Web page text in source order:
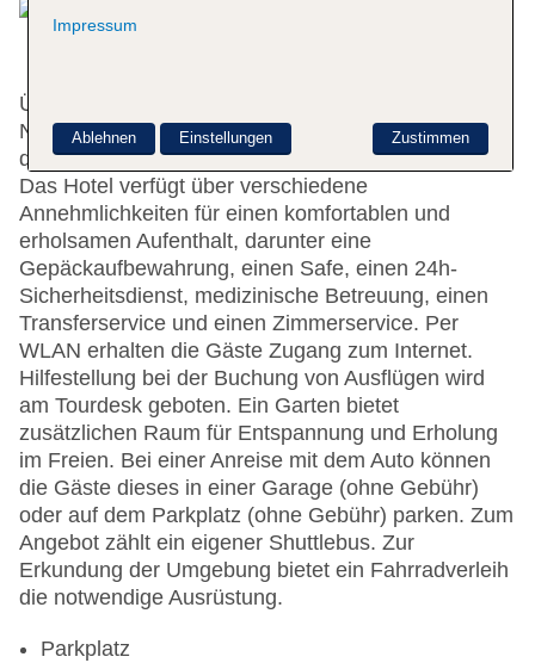
Übernachten können Gäste in 10
Nichtraucherzimmern. Das freundliche Personal an
der Rezeption ist gerne bei allen Fragen behilflich.
Das Hotel verfügt über verschiedene
Annehmlichkeiten für einen komfortablen und
erholsamen Aufenthalt, darunter eine
Gepäckaufbewahrung, einen Safe, einen 24h-
Sicherheitsdienst, medizinische Betreuung, einen
Transferservice und einen Zimmerservice. Per
WLAN erhalten die Gäste Zugang zum Internet.
Hilfestellung bei der Buchung von Ausflügen wird
am Tourdesk geboten. Ein Garten bietet
zusätzlichen Raum für Entspannung und Erholung
im Freien. Bei einer Anreise mit dem Auto können
die Gäste dieses in einer Garage (ohne Gebühr)
oder auf dem Parkplatz (ohne Gebühr) parken. Zum
Angebot zählt ein eigener Shuttlebus. Zur
Erkundung der Umgebung bietet ein Fahrradverleih
die notwendige Ausrüstung.
Parkplatz
Impressum
Zustimmen
Ablehnen Einstellungen